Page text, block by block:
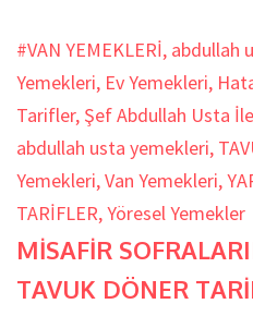
#VAN YEMEKLERİ, abdullah
Yemekleri, Ev Yemekleri,
Tarifler, Şef Abdullah Usta
abdullah usta yemekleri,
Yemekleri,Van Yemekleri,
TARİFLER,Yöresel Yemekler
MİSAFİR
TAVUK DÖNER